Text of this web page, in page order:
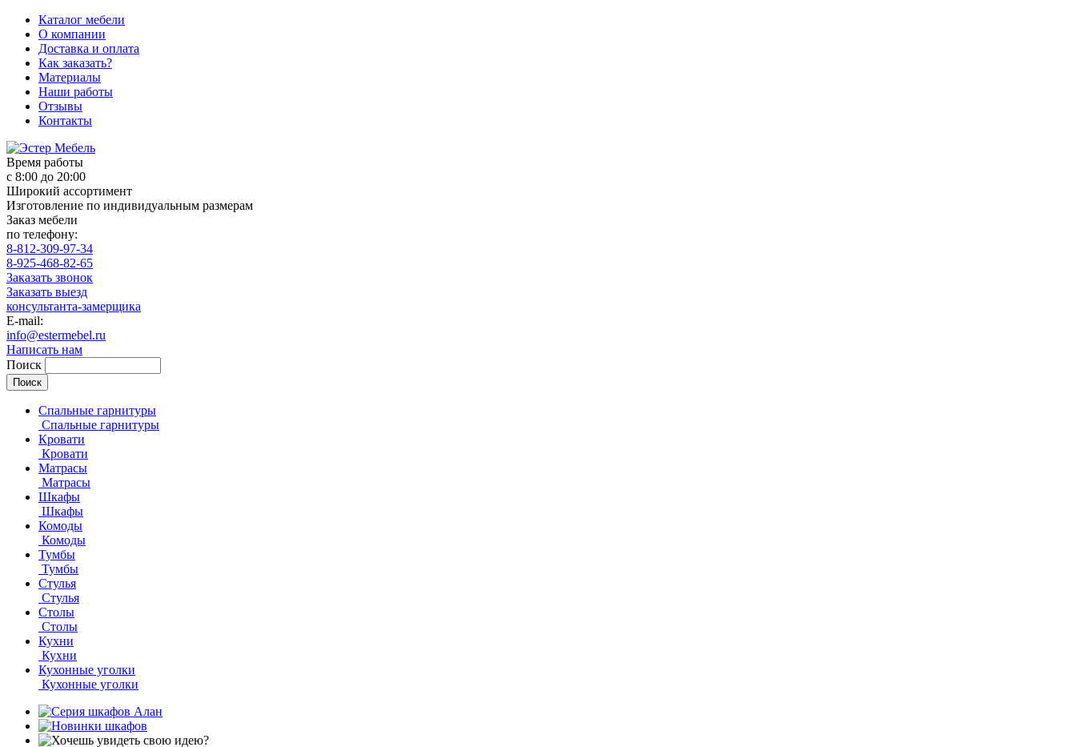
Каталог мебели
О компании
Доставка и оплата
Как заказать?
Материалы
Наши работы
Отзывы
Контакты
Время работы
с 8:00 до 20:00
Широкий ассортимент
Изготовление по индивидуальным размерам
Заказ мебели
по телефону:
8-812-309-97-34
8-925-468-82-65
Заказать звонок
Заказать выезд
консультанта-замерщика
E-mail:
info@estermebel.ru
Написать нам
Поиск
Спальные гарнитуры
Спальные гарнитуры
Кровати
Кровати
Матрасы
Матрасы
Шкафы
Шкафы
Комоды
Комоды
Тумбы
Тумбы
Стулья
Стулья
Столы
Столы
Кухни
Кухни
Кухонные уголки
Кухонные уголки